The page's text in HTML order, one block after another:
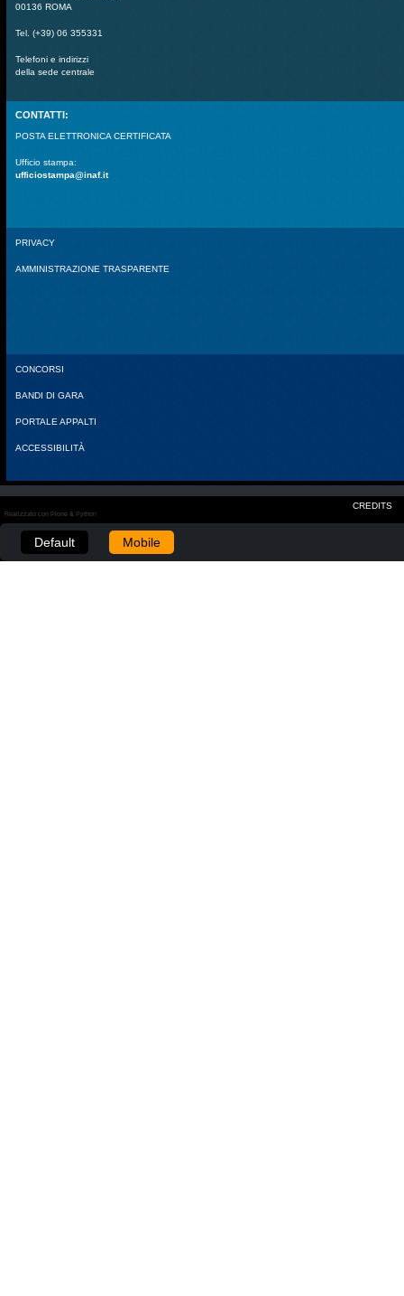
00136 ROMA
Tel. (+39) 06 355331
Telefoni e indirizzi
della sede centrale
CONTATTI:
POSTA ELETTRONICA CERTIFICATA
Ufficio stampa:
ufficiostampa@inaf.it
PRIVACY
AMMINISTRAZIONE TRASPARENTE
CONCORSI
BANDI DI GARA
PORTALE APPALTI
ACCESSIBILITÀ
CREDITS
Realizzato con Plone & Python
Default Mobile